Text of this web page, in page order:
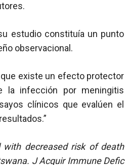
estudio constituía un punto
observacional.
existe un efecto protector
la infección por meningitis
clínicos que evalúen el
with decreased risk of death
J Acquir Immune Defic